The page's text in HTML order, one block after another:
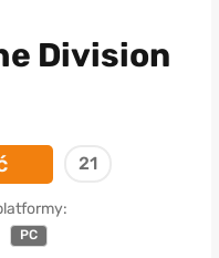
Division
21
PC